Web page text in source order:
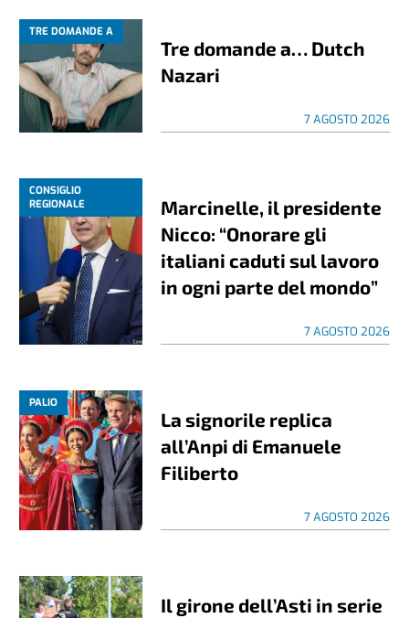
TRE DOMANDE A
Tre domande a… Dutch
Nazari
7 AGOSTO 2026
CONSIGLIO
REGIONALE
Marcinelle, il presidente
Nicco: “Onorare gli
italiani caduti sul lavoro
in ogni parte del mondo”
7 AGOSTO 2026
PALIO
La signorile replica
all’Anpi di Emanuele
Filiberto
7 AGOSTO 2026
Il girone dell’Asti in serie